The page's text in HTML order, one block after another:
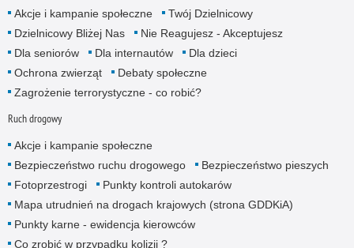
Akcje i kampanie społeczne
Twój Dzielnicowy
Dzielnicowy Bliżej Nas
Nie Reagujesz - Akceptujesz
Dla seniorów
Dla internautów
Dla dzieci
Ochrona zwierząt
Debaty społeczne
Zagrożenie terrorystyczne - co robić?
Ruch drogowy
Akcje i kampanie społeczne
Bezpieczeństwo ruchu drogowego
Bezpieczeństwo pieszych
Fotoprzestrogi
Punkty kontroli autokarów
Mapa utrudnień na drogach krajowych (strona GDDKiA)
Punkty karne - ewidencja kierowców
Co zrobić w przypadku kolizji ?